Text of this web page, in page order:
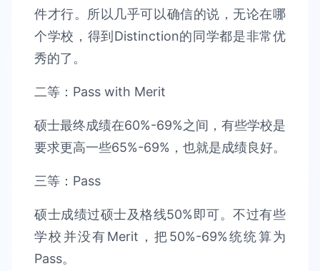
件才行。所以几乎可以确信的说，无论在哪
个学校，得到Distinction的同学都是非常优
秀的了。
二等：Pass with Merit
硕士最终成绩在60%-69%之间，有些学校是
要求更高一些65%-69%，也就是成绩良好。
三等：Pass
硕士成绩过硕士及格线50%即可。不过有些
学校并没有Merit，把50%-69%统统算为
Pass。